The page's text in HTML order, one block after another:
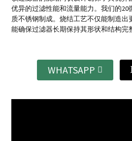
优异的过滤性能和流量能力。 我们的20
质不锈钢制成。烧结工艺不仅能制造出
能确保过滤器长期保持其形状和结构完
WHATSAPP